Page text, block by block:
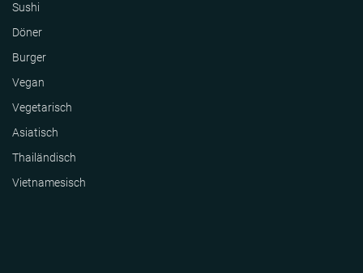
Sushi
Döner
Burger
Vegan
Vegetarisch
Asiatisch
Thailändisch
Vietnamesisch